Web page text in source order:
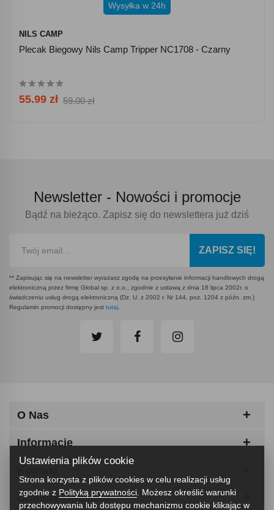
Wysyłka w 24h
NILS CAMP
Plecak Biegowy Nils Camp Tripper NC1708 - Czarny
55.99 zł 59.00 zł
Newsletter - Nowości i promocje
Bądź na bieżąco. Zapisz się do newslettera już dziś
ZAPISZ SIĘ!
** Zapisując się na newsletter wyrażasz zgodę na przesyłanie informacji handlowych drogą
elektroniczną przez firmę Global sp. z o.o., zgodnie z ustawą z dnia 18 lipca 2002r. o
świadczeniu usług drogą elektroniczną (Dz. U. z 2002 r. Nr 144, poz. 1204 z późn. zm.)
Regulamin promocji dostępny jest tutaj.
O Nas
Informacje
Odbiory Osobiste
Ustawienia plików cookie
Strona korzysta z plików cookies w celu realizacji usług
zgodnie z Polityką prywatności . Możesz określić warunki
przechowywania lub dostępu mechanizmu cookie klikając w